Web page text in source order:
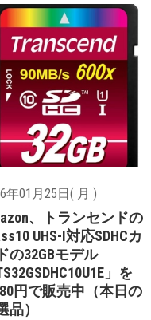
年01月25日( 月 )
、トランセンドの
UHS-I対応SDHCカ
の32GBモデル
」を
円で販売中（本日の
品）